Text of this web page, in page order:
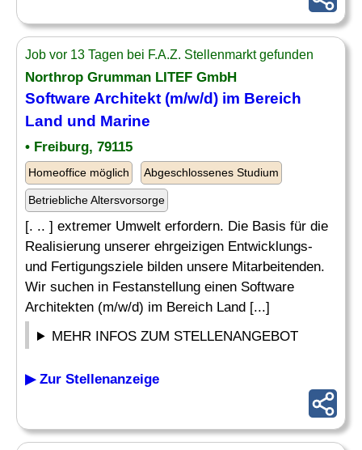
Job vor 13 Tagen bei F.A.Z. Stellenmarkt gefunden
Northrop Grumman LITEF GmbH
Software Architekt (m/w/d) im Bereich
Land und Marine
• Freiburg, 79115
Homeoffice möglich Abgeschlossenes Studium
Betriebliche Altersvorsorge
[. .. ] extremer Umwelt erfordern. Die Basis für die
Realisierung unserer ehrgeizigen Entwicklungs-
und Fertigungsziele bilden unsere Mitarbeitenden.
Wir suchen in Festanstellung einen Software
Architekten (m/w/d) im Bereich Land [...]
MEHR INFOS ZUM STELLENANGEBOT
▶ Zur Stellenanzeige